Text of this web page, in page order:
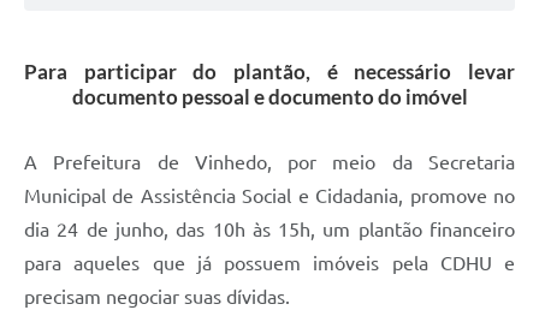
Listagem dos CEPs de Vinhedo
Acesso à Informação
Contratos
Associação dos Servidores Públicos Municipais de
Vinhedo
Para participar do plantão, é necessário levar
documento pessoal e documento do imóvel
A Prefeitura de Vinhedo, por meio da Secretaria
Municipal de Assistência Social e Cidadania, promove no
dia 24 de junho, das 10h às 15h, um plantão financeiro
para aqueles que já possuem imóveis pela CDHU e
precisam negociar suas dívidas.